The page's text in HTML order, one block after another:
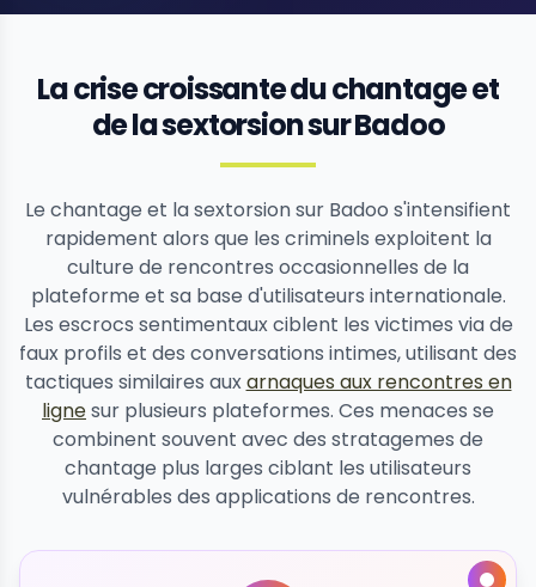
La crise croissante du chantage et
de la sextorsion sur Badoo
Le chantage et la sextorsion sur Badoo s'intensifient
rapidement alors que les criminels exploitent la
culture de rencontres occasionnelles de la
plateforme et sa base d'utilisateurs internationale.
Les escrocs sentimentaux ciblent les victimes via de
faux profils et des conversations intimes, utilisant des
tactiques similaires auxarnaques aux rencontres en
lignesur plusieurs plateformes. Ces menaces se
combinent souvent avec des stratagemes de
chantage plus larges ciblant les utilisateurs
vulnérables des applications de rencontres.